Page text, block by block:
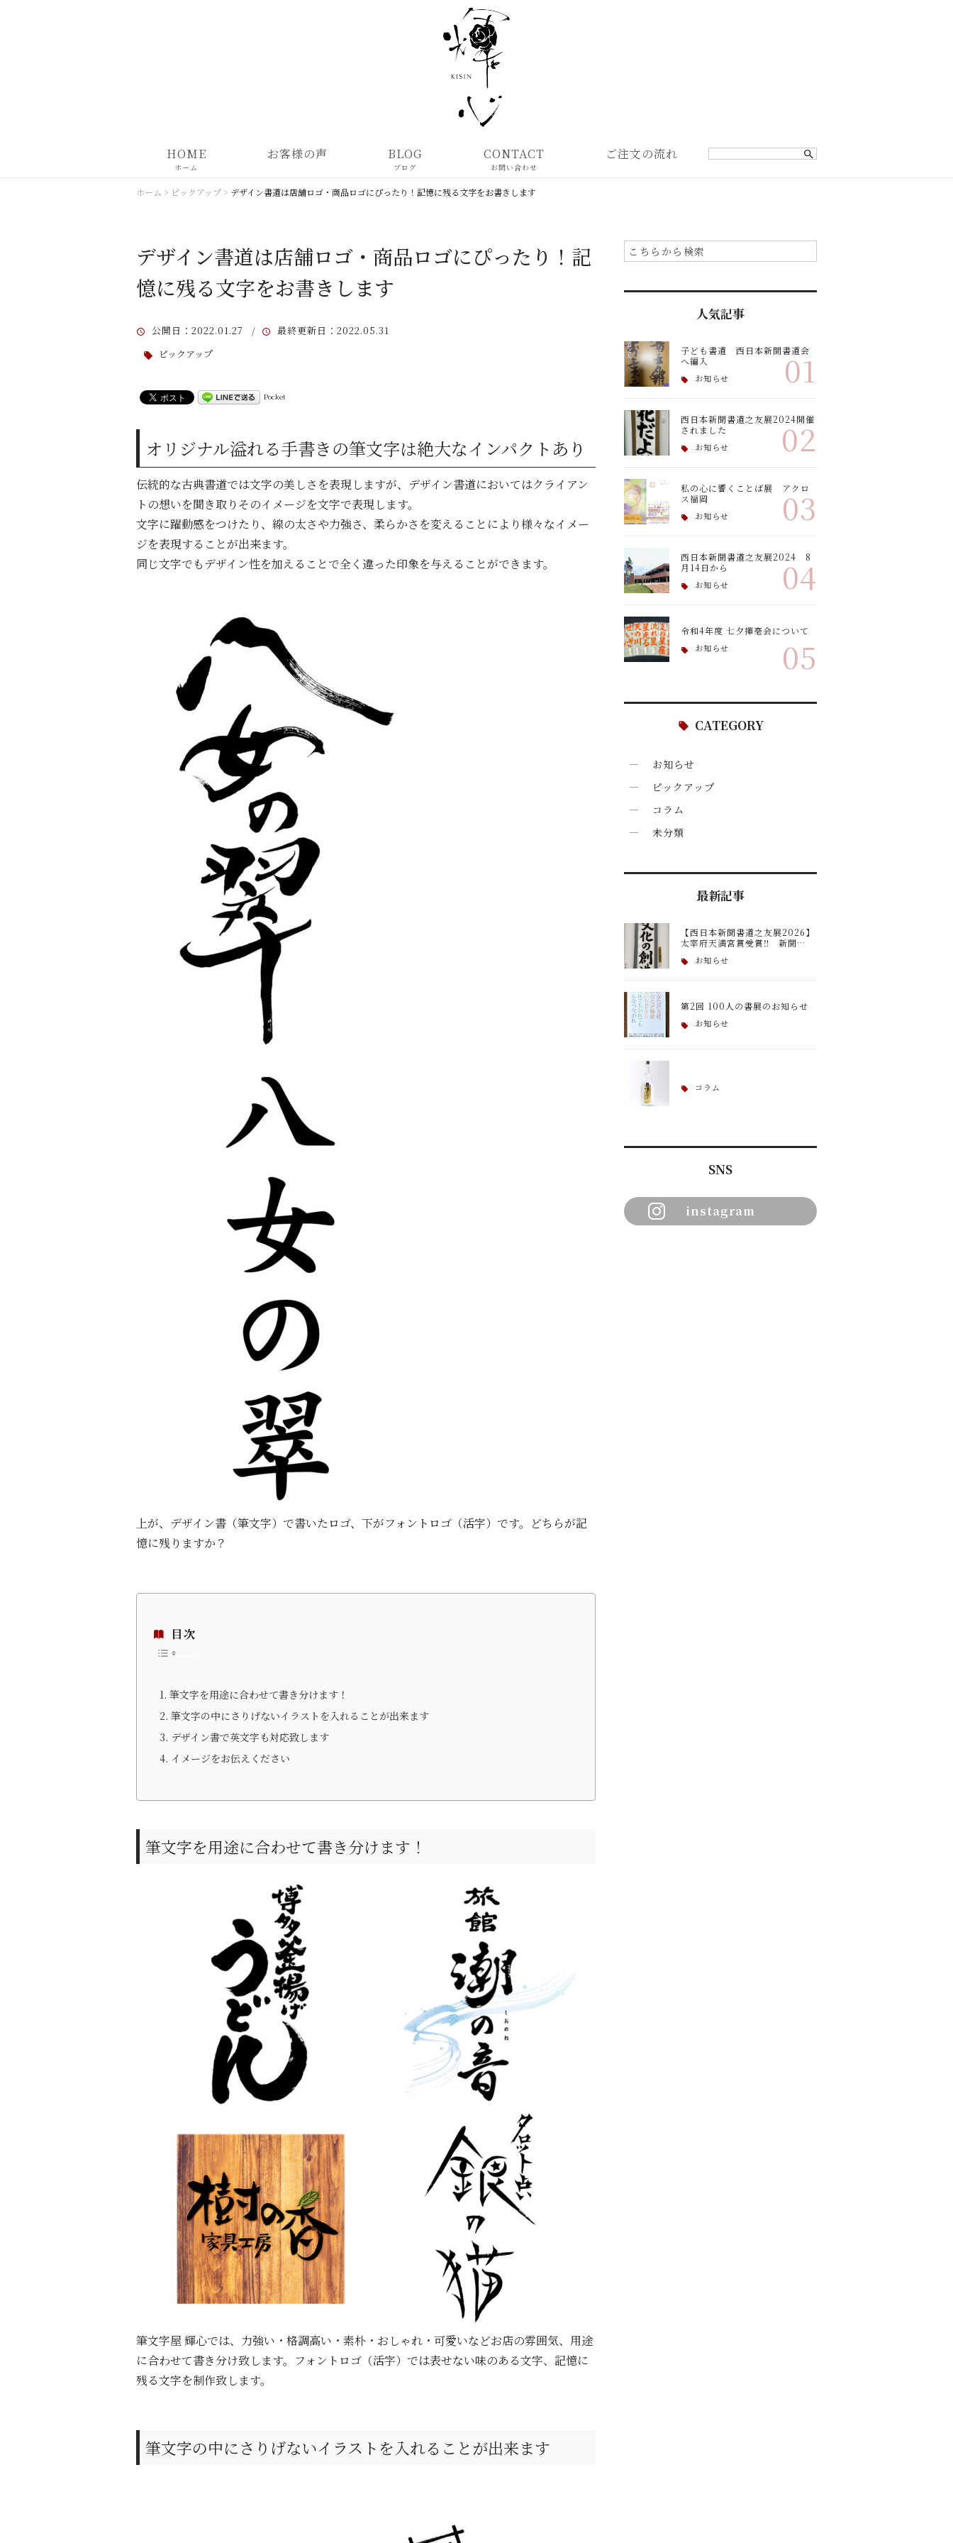
HOME
ホーム
お客様の声 BLOG
ブログ
CONTACT
お問い合わせ
ご注文の流れ
ホーム > ピックアップ > デザイン書道は店舗ロゴ・商品ロゴにぴったり！記憶に残る文字をお書きします
デザイン書道は店舗ロゴ・商品ロゴにぴったり！記
憶に残る文字をお書きします
公開日 ：2022.01.27 / 最終更新日 ：2022.05.31
ピックアップ
Pocket
オリジナル溢れる手書きの筆文字は絶大なインパクトあり
伝統的な古典書道では文字の美しさを表現しますが、デザイン書道においてはクライアン
トの想いを聞き取りそのイメージを文字で表現します。
文字に躍動感をつけたり、線の太さや力強さ、柔らかさを変えることにより様々なイメー
ジを表現することが出来ます。
同じ文字でもデザイン性を加えることで全く違った印象を与えることができます。
上が、デザイン書（筆文字）で書いたロゴ、下がフォントロゴ（活字）です。どちらが記
憶に残りますか？
目次
筆文字を用途に合わせて書き分けます！
筆文字の中にさりげないイラストを入れることが出来ます
デザイン書で英文字も対応致します
イメージをお伝えください
筆文字を用途に合わせて書き分けます！
筆文字屋 輝心では、力強い・格調高い・素朴・おしゃれ・可愛いなどお店の雰囲気、用途
に合わせて書き分け致します。フォントロゴ（活字）では表せない味のある文字、記憶に
残る文字を制作致します。
筆文字の中にさりげないイラストを入れることが出来ます
人気記事
子ども書道 西日本新聞書道会
へ編入
お知らせ 01
西日本新聞書道之友展2024開催
されました
お知らせ 02
私の心に響くことば展 アクロ
ス福岡
お知らせ 03
西日本新聞書道之友展2024 8
月14日から
お知らせ 04
令和4年度 七夕揮毫会について
お知らせ 05
CATEGORY
お知らせ
ピックアップ
コラム
未分類
最新記事
【西日本新聞書道之友展2026】
太宰府天満宮賞受賞‼ 新聞…
お知らせ
第2回 100人の書展のお知らせ
お知らせ
コラム
SNS
instagram